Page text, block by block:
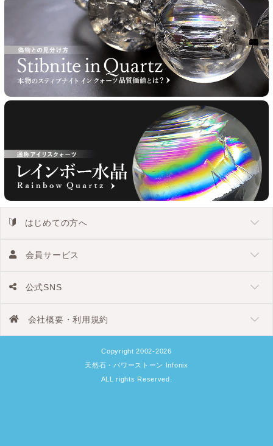
はじめての方へ
会員サービス
公式SNS
会社概要・利用規約
Copyright 2002-2026
天然石・パワーストーン Infonix
ALL rights Reserved.